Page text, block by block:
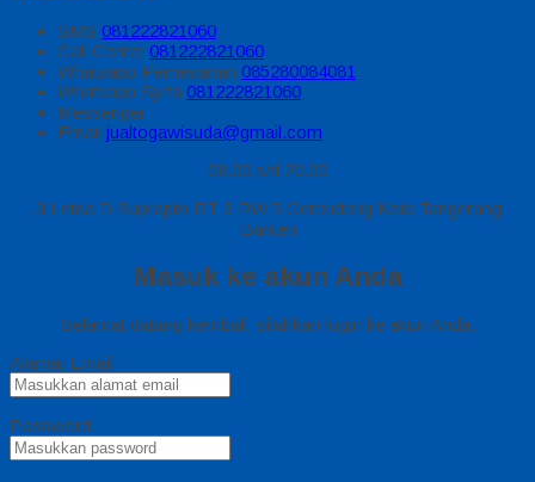
SMS 081222821060
Call Center 081222821060
Whatsapp Pemesanan 085280084081
Whatsapp Syifa 081222821060
Messenger
Email jualtogawisuda@gmail.com
08.00 s/d 20.00
Jl Letda D Suprapto RT 3 RW 5 Gerendeng Kota Tangerang
Banten
Masuk ke akun Anda
Selamat datang kembali, silahkan login ke akun Anda.
Alamat Email
Password